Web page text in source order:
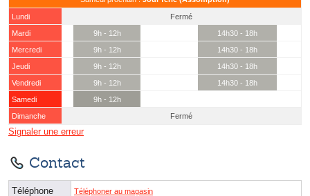
Lundi
Fermé
Mardi
9h - 12h
14h30 - 18h
Mercredi
9h - 12h
14h30 - 18h
Jeudi
9h - 12h
14h30 - 18h
Vendredi
9h - 12h
14h30 - 18h
Samedi
9h - 12h
Dimanche
Fermé
Signaler une erreur
Contact
Téléphone Téléphoner au magasin